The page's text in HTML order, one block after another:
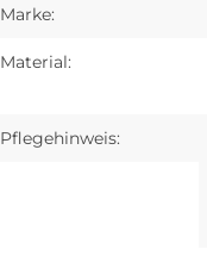
Marke:
Material:
Pflegehinweis: